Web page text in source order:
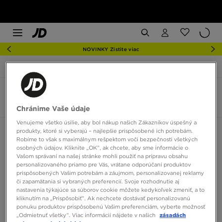
NOVINKY Zistite viac
Zoradiť:Odporúčané Filtrovať
Chránime Vaše údaje
Venujeme všetko úsilie, aby bol nákup našich Zákazníkov úspešný a
produkty, ktoré si vyberajú – najlepšie prispôsobené ich potrebám.
Robíme to však s maximálnym rešpektom voči bezpečnosti všetkých
osobných údajov. Kliknite „OK”, ak chcete, aby sme informácie o
Vašom správaní na našej stránke mohli použiť na prípravu obsahu
personalizovaného priamo pre Vás, vrátane odporúčaní produktov
prispôsobených Vašim potrebám a záujmom, personalizovanej reklamy
či zapamätania si vybraných preferencií. Svoje rozhodnutie aj
nastavenia týkajúce sa súborov cookie môžete kedykoľvek zmeniť, a to
kliknutím na „Prispôsobiť”. Ak nechcete dostávať personalizovanú
ponuku produktov prispôsobenú Vašim preferenciám, vyberte možnosť
„Odmietnuť všetky”. Viac informácií nájdete v našich
zásadách